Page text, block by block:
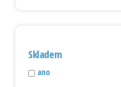
Skladem
ano